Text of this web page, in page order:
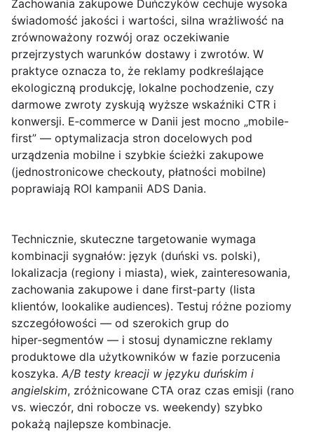
Zachowania zakupowe Duńczyków cechuje wysoka
świadomość jakości i wartości, silna wrażliwość na
zrównoważony rozwój oraz oczekiwanie
przejrzystych warunków dostawy i zwrotów. W
praktyce oznacza to, że reklamy podkreślające
ekologiczną produkcję, lokalne pochodzenie, czy
darmowe zwroty zyskują wyższe wskaźniki CTR i
konwersji. E‑commerce w Danii jest mocno „mobile-
first” — optymalizacja stron docelowych pod
urządzenia mobilne i szybkie ścieżki zakupowe
(jednostronicowe checkouty, płatności mobilne)
poprawiają ROI kampanii ADS Dania.
Technicznie, skuteczne targetowanie wymaga
kombinacji sygnałów: język (duński vs. polski),
lokalizacja (regiony i miasta), wiek, zainteresowania,
zachowania zakupowe i dane first‑party (lista
klientów, lookalike audiences). Testuj różne poziomy
szczegółowości — od szerokich grup do
hiper‑segmentów — i stosuj dynamiczne reklamy
produktowe dla użytkowników w fazie porzucenia
koszyka. A/B testy kreacji w języku duńskim i
angielskim, zróżnicowane CTA oraz czas emisji (rano
vs. wieczór, dni robocze vs. weekendy) szybko
pokażą najlepsze kombinacje.